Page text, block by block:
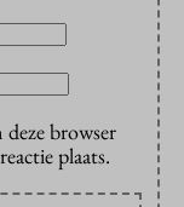
browser
plaats.